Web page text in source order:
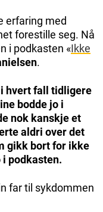
erfaring med
forestille seg. Nå
i podkasten «Ikke
.
hvert fall tidligere
bodde jo i
nok kanskje et
aldri over det
gikk bort for ikke
i podkasten.
far til sykdommen